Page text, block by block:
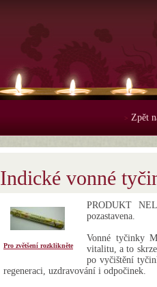
> Zpět
Indické vonné
Pro zvětšení rozklikněte
PRODUKT
pozastavena.
Vonné tyčinky
vitalitu, a to
po vyčištění
regeneraci, uzdravování i odpočinek.